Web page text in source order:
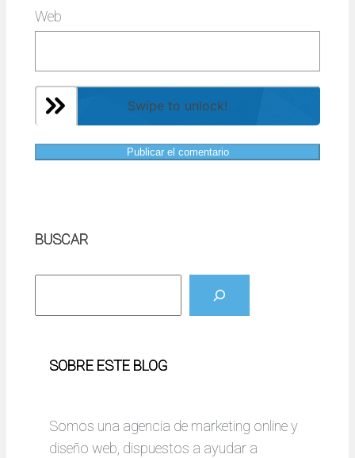
Web
Swipe to unlock!
BUSCAR
SOBRE ESTE BLOG
Somos una agencia de marketing online y
diseño web, dispuestos a ayudar a